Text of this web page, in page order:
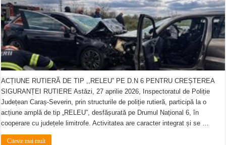
ACȚIUNE RUTIERĂ DE TIP ,,RELEU” PE D.N 6 PENTRU CREȘTEREA
SIGURANȚEI RUTIERE Astăzi, 27 aprilie 2026, Inspectoratul de Poliție
Județean Caraș-Severin, prin structurile de poliție rutieră, participă la o
acțiune amplă de tip „RELEU”, desfășurată pe Drumul Național 6, în
cooperare cu județele limitrofe. Activitatea are caracter integrat și se …
Citeste mai mult